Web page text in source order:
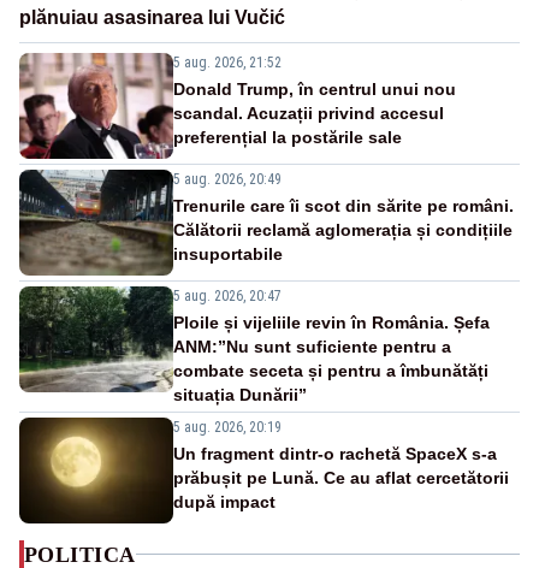
plănuiau asasinarea lui Vučić
5 aug. 2026, 21:52
Donald Trump, în centrul unui nou
scandal. Acuzații privind accesul
preferențial la postările sale
5 aug. 2026, 20:49
Trenurile care îi scot din sărite pe români.
Călătorii reclamă aglomerația și condițiile
insuportabile
5 aug. 2026, 20:47
Ploile și vijeliile revin în România. Șefa
ANM:”Nu sunt suficiente pentru a
combate seceta și pentru a îmbunătăți
situația Dunării”
5 aug. 2026, 20:19
Un fragment dintr-o rachetă SpaceX s-a
prăbușit pe Lună. Ce au aflat cercetătorii
după impact
POLITICA